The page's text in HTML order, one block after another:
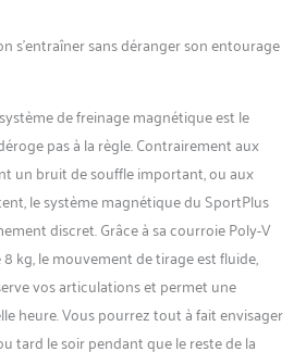
PLIABLE et COMPACT ✅
machine de sport se replie
en quelques gestes, elle se
range rapidement à l'aide
des roulettes de transport
et occupe peu de place.
Dimensions env.
190x51x77 cm / plié env.
95x51x122 cm (LxlxH)
Utilisateur : max. 150kg /
max. 200cm CERTIFIÉ PAR
LE TÜV SÜD ✅ Sécurité
s’entraîner sans déranger son entourage
de freinage magnétique est le
pas à la règle. Contrairement aux
un bruit de souffle important, ou aux
le système magnétique du SportPlus
discret. Grâce à sa courroie Poly-V
8 kg, le mouvement de tirage est fluide,
vos articulations et permet une
heure. Vous pourrez tout à fait envisager
tard le soir pendant que le reste de la